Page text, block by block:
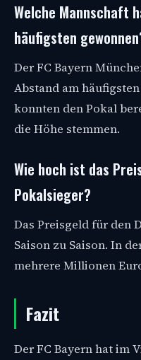
Welche Mannschaft
häufigsten
Der FC Bayern
Abstand am
konnten den Pokal
die Höhe stemmen.
Wie hoch ist das
Pokalsieger?
Das Preisgeld für den
Saison zu Saison. In
mehrere Millionen
Fazit
Der FC Bayern hat im